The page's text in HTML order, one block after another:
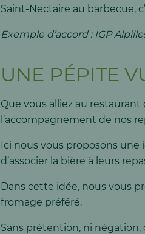
Saint-Nectaire au barbecue,
Exemple d’accord : IGP
UNE PÉPITE
Que vous alliez au
l’accompagnement de nos
Ici nous vous proposons une
d’associer la bière à leurs
Dans cette idée, nous vous
fromage préféré.
Sans prétention, ni